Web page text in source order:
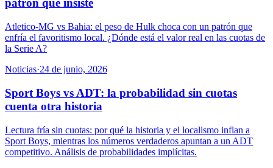
patrón que insiste
Atletico-MG vs Bahia: el peso de Hulk choca con un patrón que
enfría el favoritismo local. ¿Dónde está el valor real en las cuotas de
la Serie A?
Noticias·24 de junio, 2026
Sport Boys vs ADT: la probabilidad sin cuotas
cuenta otra historia
Lectura fría sin cuotas: por qué la historia y el localismo inflan a
Sport Boys, mientras los números verdaderos apuntan a un ADT
competitivo. Análisis de probabilidades implícitas.